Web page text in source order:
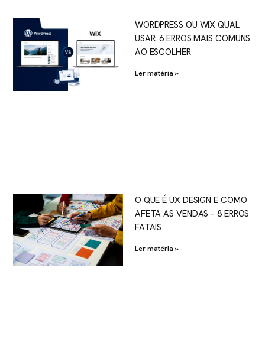
WORDPRESS OU WIX QUAL
USAR: 6 ERROS MAIS COMUNS
AO ESCOLHER
Ler matéria »
O QUE É UX DESIGN E COMO
AFETA AS VENDAS – 8 ERROS
FATAIS
Ler matéria »